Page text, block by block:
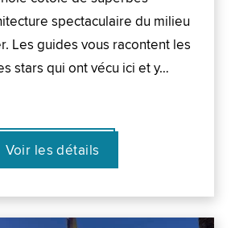
spectaculaire du milieu
Les guides vous racontent les
stars qui ont vécu ici et y…
Voir les détails